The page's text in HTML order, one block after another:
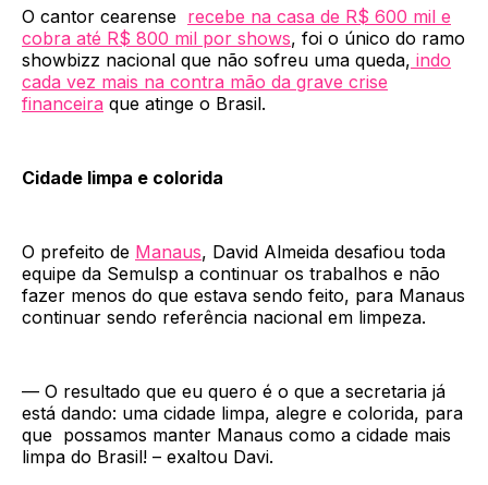
O cantor cearense recebe na casa de R$ 600 mil e
cobra até R$ 800 mil por shows, foi o único do ramo
showbizz nacional que não sofreu uma queda, indo
cada vez mais na contra mão da grave crise
financeira que atinge o Brasil.
Cidade limpa e colorida
O prefeito de Manaus, David Almeida desafiou toda
equipe da Semulsp a continuar os trabalhos e não
fazer menos do que estava sendo feito, para Manaus
continuar sendo referência nacional em limpeza.
— O resultado que eu quero é o que a secretaria já
está dando: uma cidade limpa, alegre e colorida, para
que possamos manter Manaus como a cidade mais
limpa do Brasil! – exaltou Davi.